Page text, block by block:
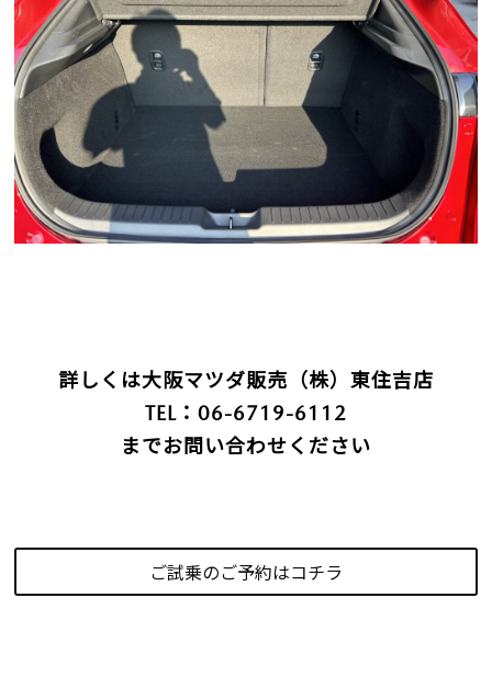
詳しくは大阪マツダ販売（株）東住吉店
TEL：06-6719-6112
までお問い合わせください
ご試乗のご予約はコチラ